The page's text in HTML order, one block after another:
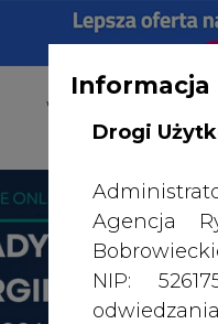
WYDAWCA PORTALU:
Informacja
Drogi
Agencja
NIP: